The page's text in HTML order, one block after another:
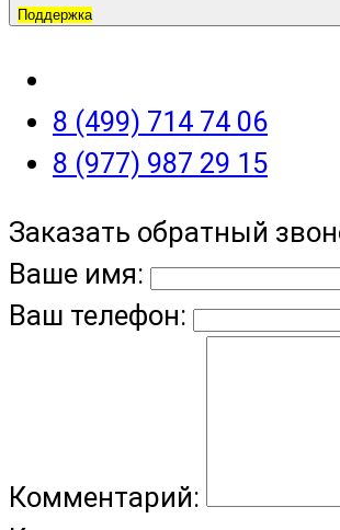
Поддержка
8 (499) 714 74 06
8 (977) 987 29 15
Заказать обратный
Ваше имя:
Ваш телефон:
Комментарий: